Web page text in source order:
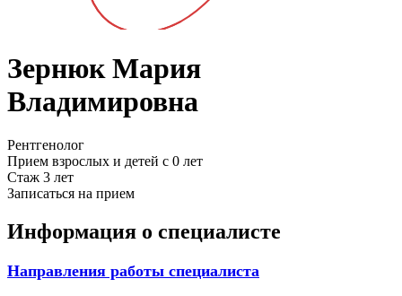
Зернюк Мария
Владимировна
Рентгенолог
Прием взрослых и детей с 0 лет
Стаж 3 лет
Записаться на прием
Информация о специалисте
Направления работы специалиста